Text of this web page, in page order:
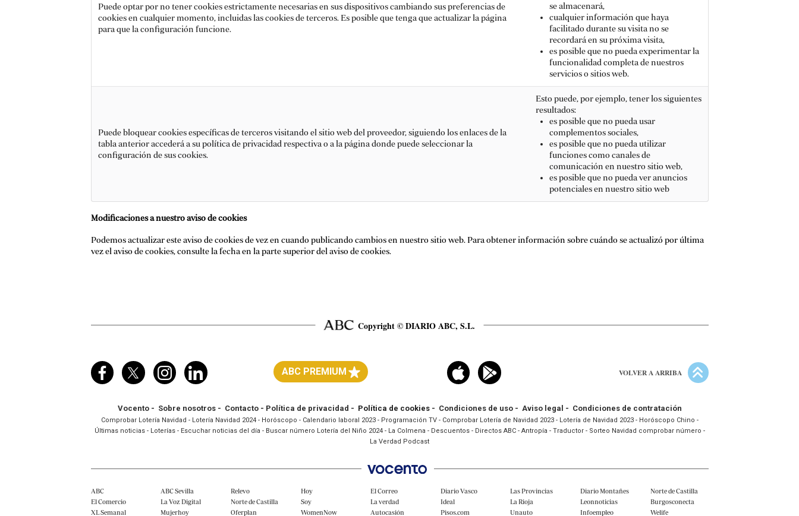
Puede optar por no tener cookies estrictamente necesarias en sus dispositivos cambiando sus preferencias de
cookies en cualquier momento, incluidas las cookies de terceros. Es posible que tenga que actualizar la página
para que la configuración funcione.
se almacenará,
cualquier información que haya
facilitado durante su visita no se
recordará en su próxima visita,
es posible que no pueda experimentar la
funcionalidad completa de nuestros
servicios o sitios web.
Puede bloquear cookies específicas de terceros visitando el sitio web del proveedor, siguiendo los enlaces de la
tabla anterior accederá a su política de privacidad respectiva o a la página donde puede seleccionar la
configuración de sus cookies.
Esto puede, por ejemplo, tener los siguientes
resultados:
es posible que no pueda usar
complementos sociales,
es posible que no pueda utilizar
funciones como canales de
comunicación en nuestro sitio web,
es posible que no pueda ver anuncios
potenciales en nuestro sitio web
Modificaciones a nuestro aviso de cookies
Podemos actualizar este aviso de cookies de vez en cuando publicando cambios en nuestro sitio web. Para obtener información sobre cuándo se actualizó por última
vez el aviso de cookies, consulte la fecha en la parte superior del aviso de cookies.
Copyright © DIARIO ABC, S.L.
ABC PREMIUM VOLVER A ARRIBA
Vocento- Sobre nosotros- Contacto- Política de privacidad - Política de cookies - Condiciones de uso- Aviso legal - Condiciones de contratación
Comprobar Lotería Navidad - Lotería Navidad 2024- Horóscopo - Calendario laboral 2023- Programación TV- Comprobar Lotería de Navidad 2023- Lotería de Navidad 2023- Horóscopo Chino -
Últimas noticias- Loterías- Escuchar noticias del día - Buscar número Lotería del Niño 2024- La Colmena - Descuentos- Directos ABC- Antropía - Traductor- Sorteo Navidad comprobar número -
La Verdad Podcast
ABC
El Comercio
XL Semanal
ABC Sevilla
La Voz Digital
Mujerhoy
Relevo
Norte de Castilla
Oferplan
Hoy
Soy
WomenNow
El Correo
La verdad
Autocasión
Diario Vasco
Ideal
Pisos.com
Las Provincias
La Rioja
Unauto
Diario Montañes
Leonnoticias
Infoempleo
Norte de Castilla
Burgosconecta
Welife